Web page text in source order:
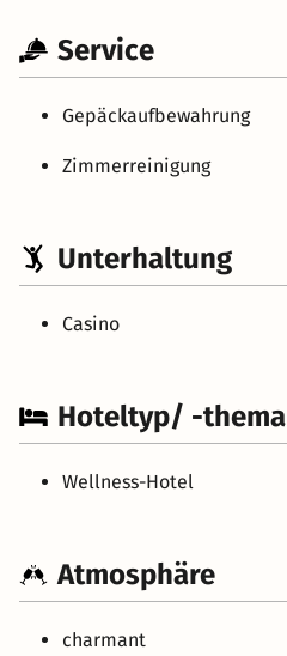
Service
Gepäckaufbewahrung
Zimmerreinigung
Unterhaltung
Casino
Hoteltyp/ -thema
Wellness-Hotel
Atmosphäre
charmant